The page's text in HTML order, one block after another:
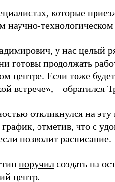
которые
научно-технологическом
у нас целый
готовы продолжать
центре. Если тоже
встрече», – обратился
откликнулся на
отметив, что с
позволит расписание.
поручил создать на
центр.